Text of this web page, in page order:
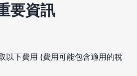
要資訊
以下費用 (費用可能包含適用的稅